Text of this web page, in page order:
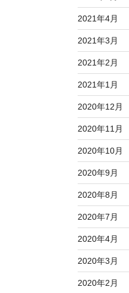
2021年4月
2021年3月
2021年2月
2021年1月
2020年12月
2020年11月
2020年10月
2020年9月
2020年8月
2020年7月
2020年4月
2020年3月
2020年2月